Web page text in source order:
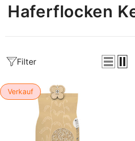
Haferflocken
Filter
Verkauf